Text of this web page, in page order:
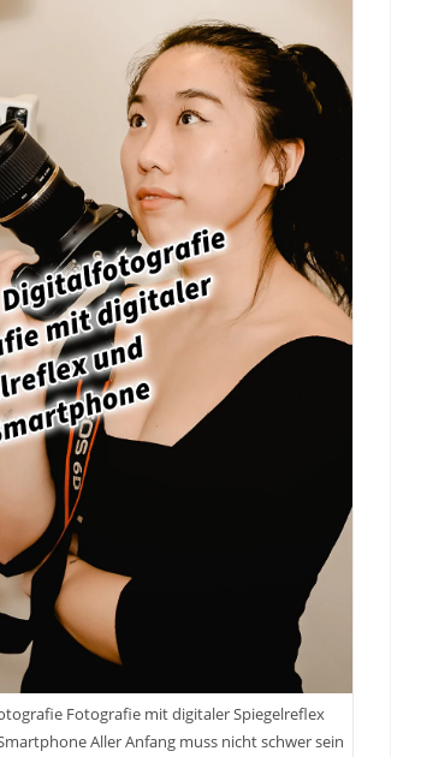
Fotografie mit digitaler Spiegelreflex
Aller Anfang muss nicht schwer sein